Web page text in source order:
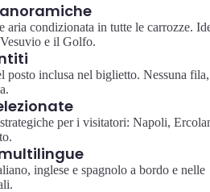
aria condizionata in tutte le carrozze.
e il Golfo.
posto inclusa nel biglietto. Nessuna fila,
per i visitatori: Napoli,
inglese e spagnolo a bordo e nelle